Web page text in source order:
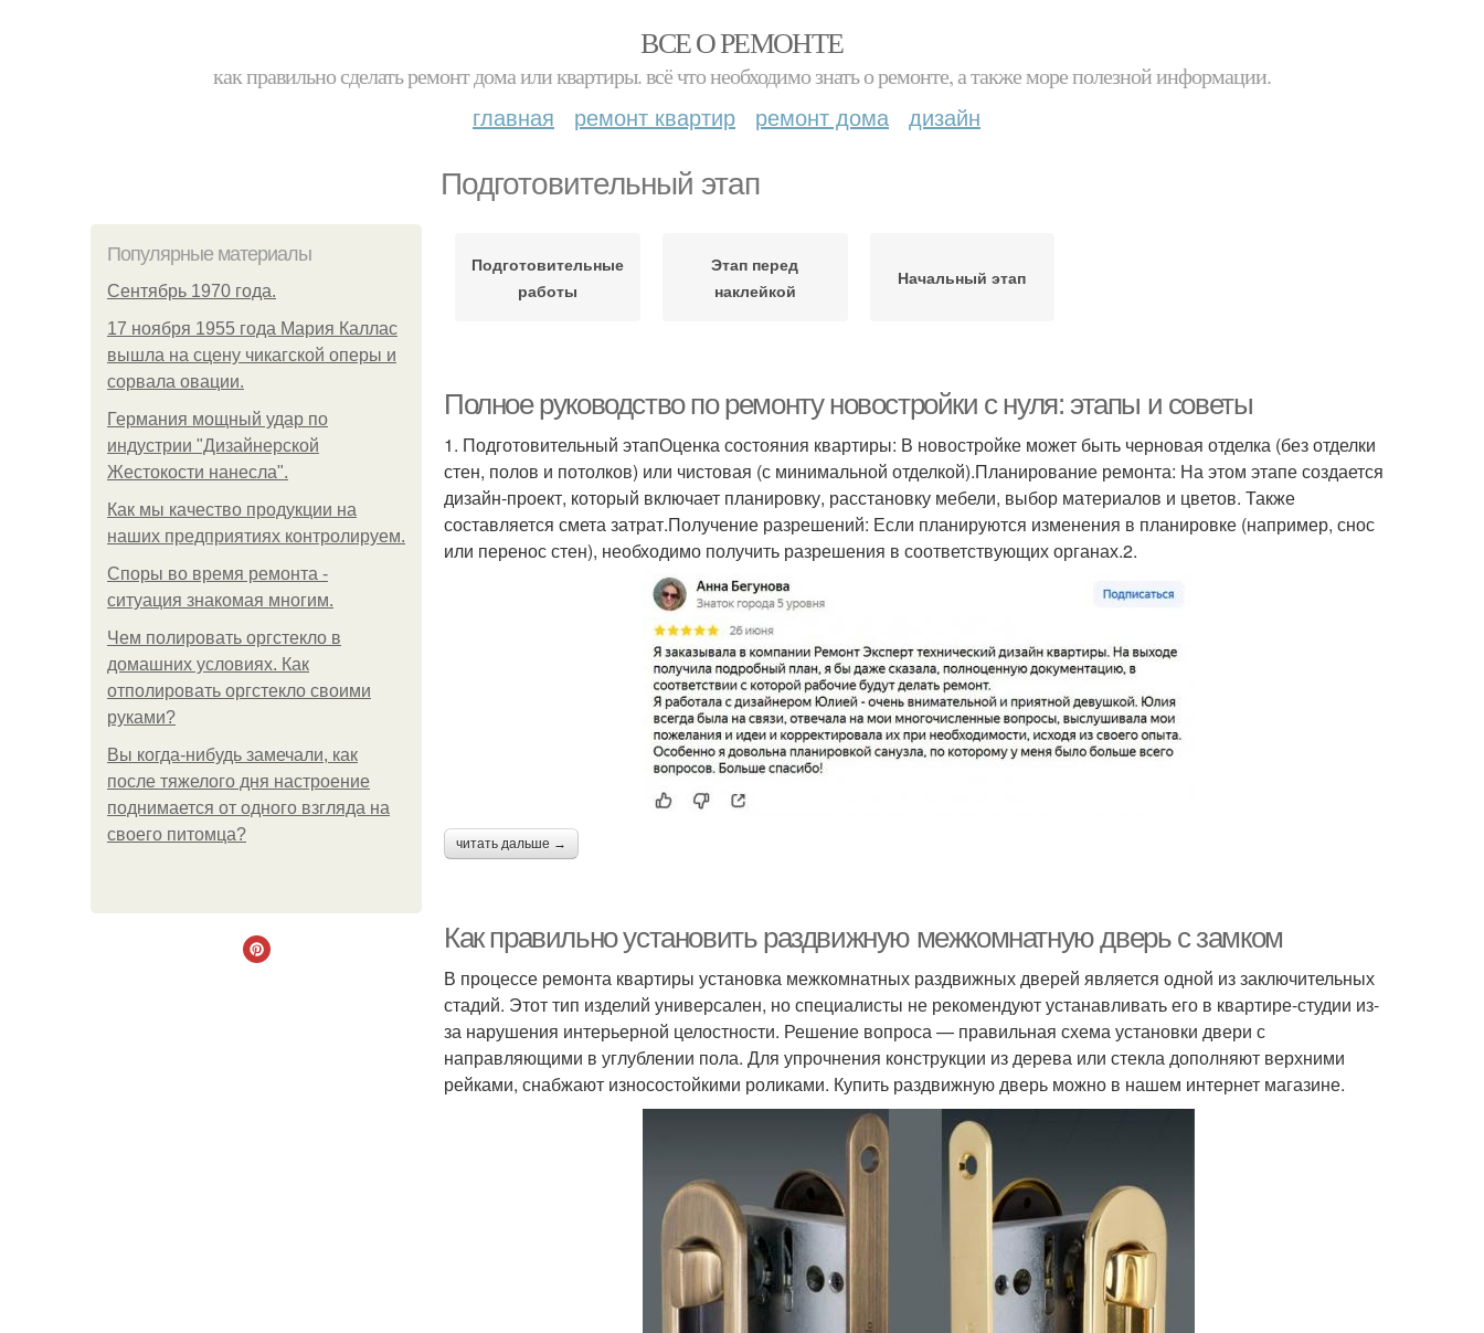
ВСЕ О РЕМОНТЕ
как правильно сделать ремонт дома или квартиры. всё что необходимо знать о ремонте, а также море полезной информации.
главная ремонт квартир ремонт дома дизайн
Подготовительный этап
Популярные материалы
Сентябрь 1970 года.
17 ноября 1955 года Мария Каллас
вышла на сцену чикагской оперы и
сорвала овации.
Германия мощный удар по
индустрии "Дизайнерской
Жестокости нанесла".
Как мы качество продукции на
наших предприятиях контролируем.
Споры во время ремонта -
ситуация знакомая многим.
Чем полировать оргстекло в
домашних условиях. Как
отполировать оргстекло своими
руками?
Вы когда-нибудь замечали, как
после тяжелого дня настроение
поднимается от одного взгляда на
своего питомца?
Подготовительные
работы
Этап перед
наклейкой
Начальный этап
Полное руководство по ремонту новостройки с нуля: этапы и советы
1. Подготовительный этапОценка состояния квартиры: В новостройке может быть черновая отделка (без отделки
стен, полов и потолков) или чистовая (с минимальной отделкой).Планирование ремонта: На этом этапе создается
дизайн-проект, который включает планировку, расстановку мебели, выбор материалов и цветов. Также
составляется смета затрат.Получение разрешений: Если планируются изменения в планировке (например, снос
или перенос стен), необходимо получить разрешения в соответствующих органах.2.
читать дальше →
Как правильно установить раздвижную межкомнатную дверь с замком
В процессе ремонта квартиры установка межкомнатных раздвижных дверей является одной из заключительных
стадий. Этот тип изделий универсален, но специалисты не рекомендуют устанавливать его в квартире-студии из-
за нарушения интерьерной целостности. Решение вопроса — правильная схема установки двери с
направляющими в углублении пола. Для упрочнения конструкции из дерева или стекла дополняют верхними
рейками, снабжают износостойкими роликами. Купить раздвижную дверь можно в нашем интернет магазине.